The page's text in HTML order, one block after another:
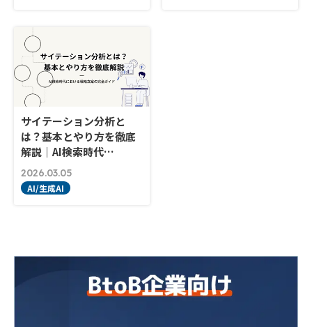
サイテーション分析と
は？基本とやり方を徹底
解説｜AI検索時代…
2026.03.05
AI/生成AI